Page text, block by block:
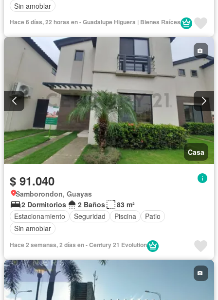
Sin amoblar
Hace 6 días, 22 horas en - Guadalupe Higuera | Bienes Raíces
Casa
$ 91.040
Samborondon, Guayas
2 Dormitorios
2 Baños
83 m²
Estacionamiento
Seguridad Piscina
Patio
Sin amoblar
Hace 2 semanas, 2 días en - Century 21 Evolution